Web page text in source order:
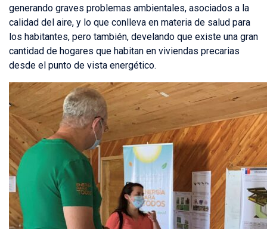
generando graves problemas ambientales, asociados a la
calidad del aire, y lo que conlleva en materia de salud para
los habitantes, pero también, develando que existe una gran
cantidad de hogares que habitan en viviendas precarias
desde el punto de vista energético.